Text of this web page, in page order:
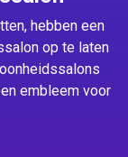
hebben een
op te laten
embleem voor